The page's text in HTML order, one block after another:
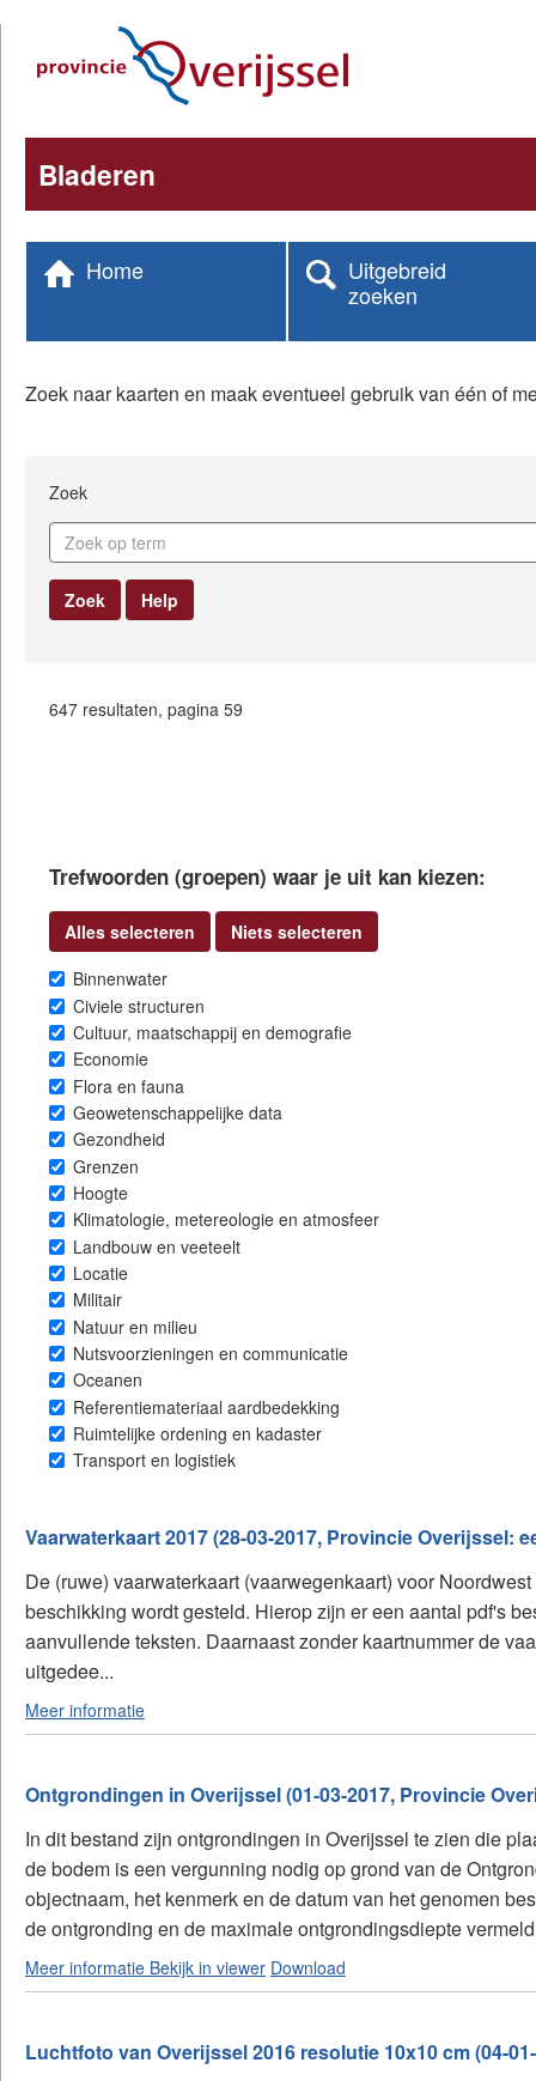
naar
hoofdinhoud
Bladeren
Home
Uitgebreid
zoeken
Zoek naar kaarten en maak eventueel gebruik van één of
Zoek
Zoek Help
647 resultaten, pagina 59
Trefwoorden (groepen) waar je uit kan kiezen:
Alles selecteren
Niets selecteren
Binnenwater
Civiele structuren
Cultuur, maatschappij en demografie
Economie
Flora en fauna
Geowetenschappelijke data
Gezondheid
Grenzen
Hoogte
Klimatologie, metereologie en atmosfeer
Landbouw en veeteelt
Locatie
Militair
Natuur en milieu
Nutsvoorzieningen en communicatie
Oceanen
Referentiemateriaal aardbedekking
Ruimtelijke ordening en kadaster
Transport en logistiek
Vaarwaterkaart 2017 (28-03-2017, Provincie Overijssel:
De (ruwe) vaarwaterkaart (vaarwegenkaart) voor
beschikking wordt gesteld. Hierop zijn er een aantal pdf's
aanvullende teksten. Daarnaast zonder kaartnummer de
uitgedee...
Meer informatie
Ontgrondingen in Overijssel (01-03-2017, Provincie
In dit bestand zijn ontgrondingen in Overijssel te zien die
de bodem is een vergunning nodig op grond van de
objectnaam, het kenmerk en de datum van het genomen
de ontgronding en de maximale ontgrondingsdiepte
Meer informatie Bekijk in viewer Download
Luchtfoto van Overijssel 2016 resolutie 10x10 cm (04-